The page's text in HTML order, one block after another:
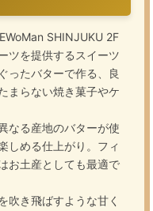
SHINJUKU 2F
ツを提供するスイーツ
ったバターで作る、良
まらない焼き菓子やケ
なる産地のバターが使
しめる仕上がり。フィ
お土産としても最適で
吹き飛ばすような甘く